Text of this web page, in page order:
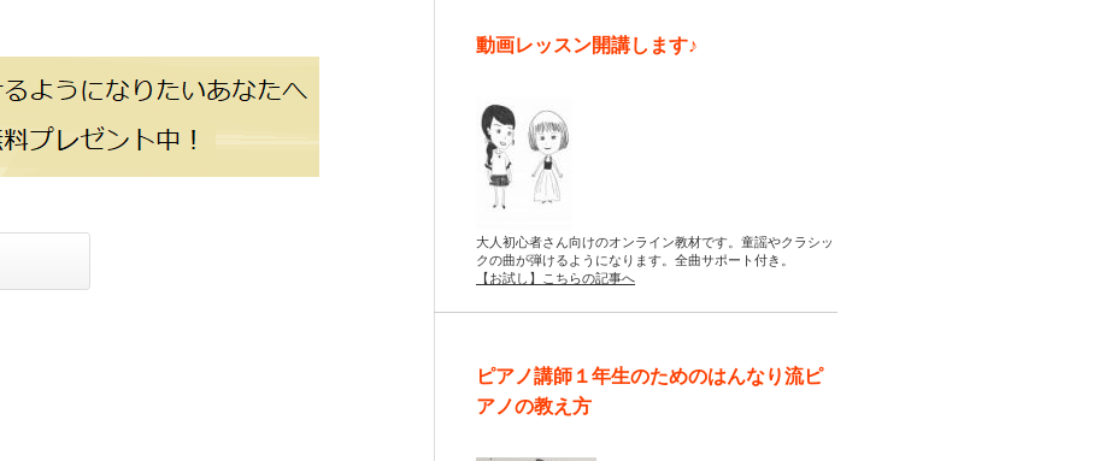
動画レッスン開講します♪
大人初心者さん向けのオンライン教材です。童謡やクラシッ
クの曲が弾けるようになります。全曲サポート付き。
【お試し】こちらの記事へ
ピアノ講師１年生のためのはんなり流ピ
アノの教え方